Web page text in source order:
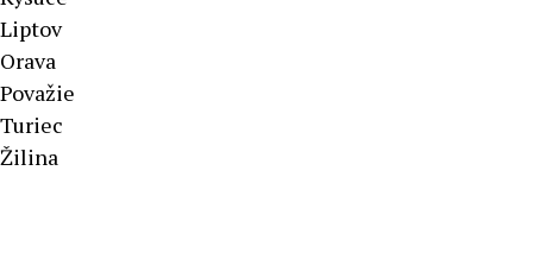
Liptov
Orava
Považie
Turiec
Žilina